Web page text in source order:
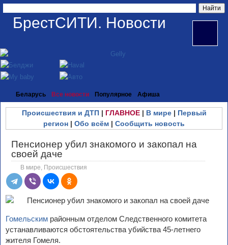
БрестСИТИ. Новости
Беларусь Все новости Популярное Афиша
Происшествия и ДТП| ГЛАВНОЕ| В мире| Первый
регион | Обо всём | Сообщить новость
Пенсионер убил знакомого и закопал на
своей даче
В мире Происшествия
Гомельским районным отделом Следственного комитета
устанавливаются обстоятельства убийства 45-летнего
жителя Гомеля.